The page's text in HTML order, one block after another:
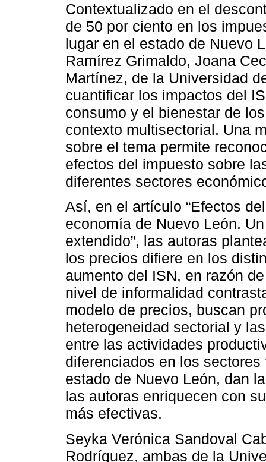
Contextualizado en el
de 50 por ciento en los
lugar en el estado de Nuevo
Ramírez Grimaldo, Joana
Martínez, de la Universidad
cuantificar los impactos del
consumo y el bienestar de
contexto multisectorial. Una
sobre el tema permite
efectos del impuesto sobre
diferentes sectores
Así, en el artículo “Efectos
economía de Nuevo León.
extendido”, las autoras
los precios difiere en los
aumento del ISN, en razón
nivel de informalidad
modelo de precios, buscan
heterogeneidad sectorial y
entre las actividades
diferenciados en los
estado de Nuevo León, dan
las autoras enriquecen con
más efectivas.
Seyka Verónica Sandoval
Rodríguez, ambas de la